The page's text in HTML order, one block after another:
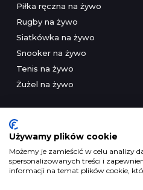
Piłka ręczna na żywo
Rugby na żywo
Siatkówka na żywo
Snooker na żywo
Tenis na żywo
Żużel na żywo
Używamy plików cookie
Możemy je zamieścić w celu analizy
spersonalizowanych treści i
informacji na temat plików cookie,